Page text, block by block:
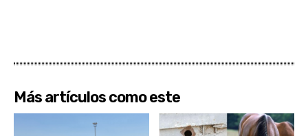
Más artículos como este